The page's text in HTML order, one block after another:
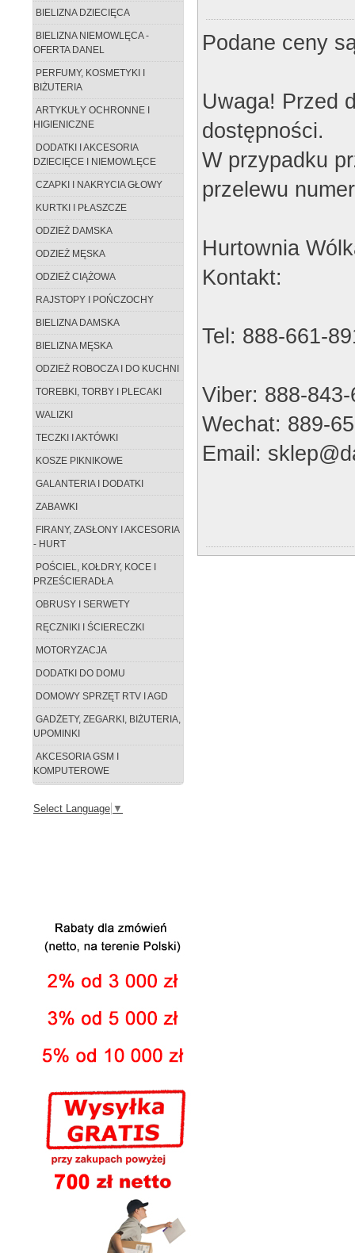
BIELIZNA DZIECIĘCA
BIELIZNA NIEMOWLĘCA -
OFERTA DANEL
PERFUMY, KOSMETYKI I
BIŻUTERIA
ARTYKUŁY OCHRONNE I
HIGIENICZNE
DODATKI I AKCESORIA
DZIECIĘCE I NIEMOWLĘCE
CZAPKI I NAKRYCIA GŁOWY
KURTKI I PŁASZCZE
ODZIEŻ DAMSKA
ODZIEŻ MĘSKA
ODZIEŻ CIĄŻOWA
RAJSTOPY I POŃCZOCHY
BIELIZNA DAMSKA
BIELIZNA MĘSKA
ODZIEŻ ROBOCZA I DO KUCHNI
TOREBKI, TORBY I PLECAKI
WALIZKI
TECZKI I AKTÓWKI
KOSZE PIKNIKOWE
GALANTERIA I DODATKI
ZABAWKI
FIRANY, ZASŁONY I AKCESORIA
- HURT
POŚCIEL, KOŁDRY, KOCE I
PRZEŚCIERADŁA
OBRUSY I SERWETY
RĘCZNIKI I ŚCIERECZKI
MOTORYZACJA
DODATKI DO DOMU
DOMOWY SPRZĘT RTV I AGD
GADŻETY, ZEGARKI, BIŻUTERIA,
UPOMINKI
AKCESORIA GSM I
KOMPUTEROWE
Select Language ▼
Podane ceny
Uwaga! Przed
dostępności.
W przypadku
przelewu
Hurtownia
Kontakt:
Tel: 888-661-
Viber: 888-
Wechat: 889-
Email: